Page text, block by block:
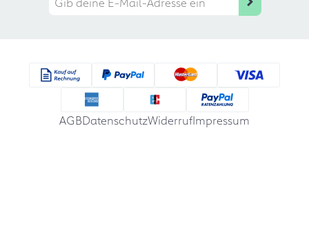
AGBDatenschutzWiderrufImpressum